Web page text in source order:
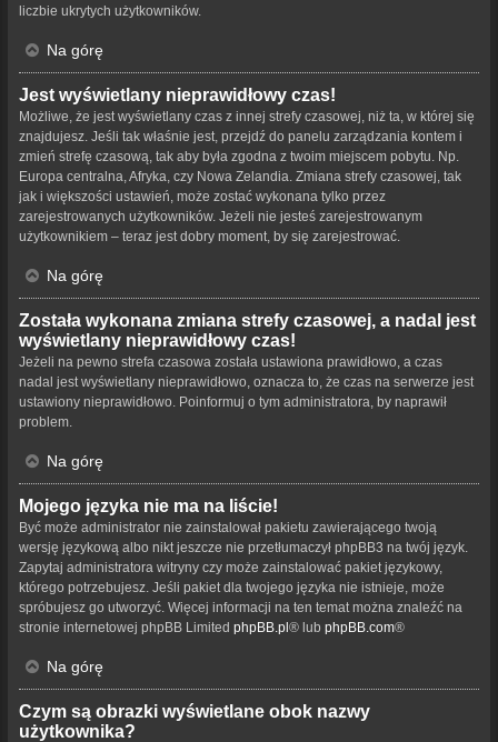
liczbie ukrytych użytkowników.
Na górę
Jest wyświetlany nieprawidłowy czas!
Możliwe, że jest wyświetlany czas z innej strefy czasowej, niż ta, w której się
znajdujesz. Jeśli tak właśnie jest, przejdź do panelu zarządzania kontem i
zmień strefę czasową, tak aby była zgodna z twoim miejscem pobytu. Np.
Europa centralna, Afryka, czy Nowa Zelandia. Zmiana strefy czasowej, tak
jak i większości ustawień, może zostać wykonana tylko przez
zarejestrowanych użytkowników. Jeżeli nie jesteś zarejestrowanym
użytkownikiem – teraz jest dobry moment, by się zarejestrować.
Na górę
Została wykonana zmiana strefy czasowej, a nadal jest
wyświetlany nieprawidłowy czas!
Jeżeli na pewno strefa czasowa została ustawiona prawidłowo, a czas
nadal jest wyświetlany nieprawidłowo, oznacza to, że czas na serwerze jest
ustawiony nieprawidłowo. Poinformuj o tym administratora, by naprawił
problem.
Na górę
Mojego języka nie ma na liście!
Być może administrator nie zainstalował pakietu zawierającego twoją
wersję językową albo nikt jeszcze nie przetłumaczył phpBB3 na twój język.
Zapytaj administratora witryny czy może zainstalować pakiet językowy,
którego potrzebujesz. Jeśli pakiet dla twojego języka nie istnieje, może
spróbujesz go utworzyć. Więcej informacji na ten temat można znaleźć na
stronie internetowej phpBB Limited phpBB.pl® lub phpBB.com®
Na górę
Czym są obrazki wyświetlane obok nazwy
użytkownika?